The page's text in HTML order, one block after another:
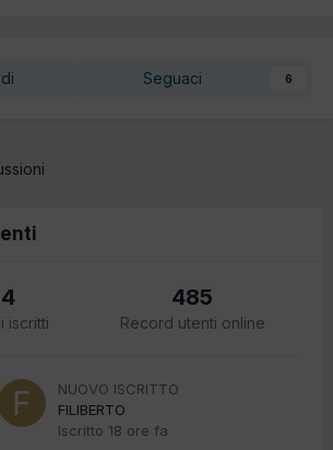
Seguaci 6
iscritti
485
Record utenti online
NUOVO ISCRITTO
FILIBERTO
Iscritto 18 ore fa